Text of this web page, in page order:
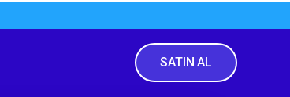
SATIN AL